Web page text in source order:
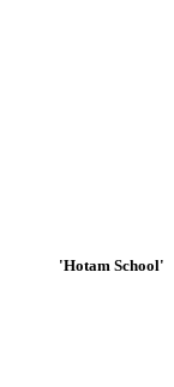
'Hotam School'